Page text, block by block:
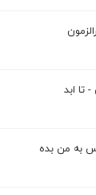
تا ابد
به من بده